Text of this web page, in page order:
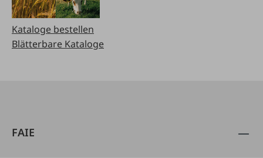
Kataloge bestellen
Blätterbare Kataloge
FAIE